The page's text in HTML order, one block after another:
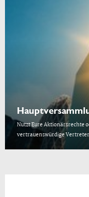
Nutzt Eure Aktionärsrechte
vertrauenswürdige